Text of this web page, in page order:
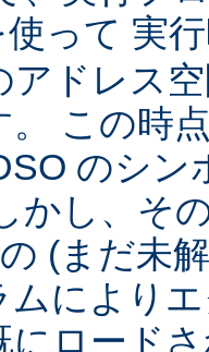
使って 実
アドレス
。 この時
のシン
かし、そ
(まだ未
ムにより
にロード